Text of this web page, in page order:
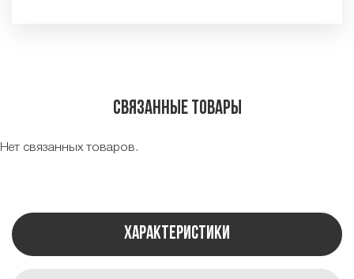
Связанные товары
Нет связанных товаров.
Характеристики